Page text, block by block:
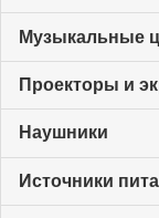
Музыкальные
Проекторы и
Наушники
Источники